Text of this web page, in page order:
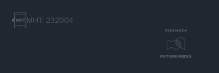
MHT: 232004